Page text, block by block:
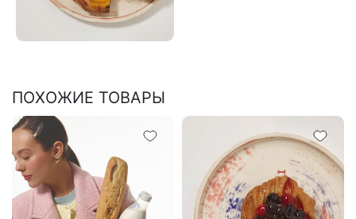
ПОХОЖИЕ ТОВАРЫ